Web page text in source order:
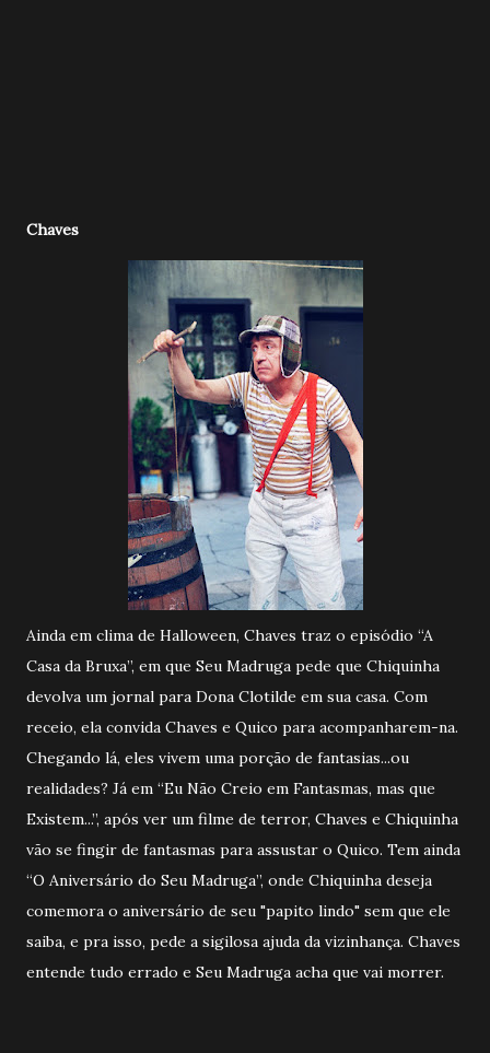
Chaves
Ainda em clima de Halloween, Chaves traz o episódio “A
Casa da Bruxa”, em que Seu Madruga pede que Chiquinha
devolva um jornal para Dona Clotilde em sua casa. Com
receio, ela convida Chaves e Quico para acompanharem-na.
Chegando lá, eles vivem uma porção de fantasias...ou
realidades? Já em “Eu Não Creio em Fantasmas, mas que
Existem...”, após ver um filme de terror, Chaves e Chiquinha
vão se fingir de fantasmas para assustar o Quico. Tem ainda
“O Aniversário do Seu Madruga”, onde Chiquinha deseja
comemora o aniversário de seu "papito lindo" sem que ele
saiba, e pra isso, pede a sigilosa ajuda da vizinhança. Chaves
entende tudo errado e Seu Madruga acha que vai morrer.